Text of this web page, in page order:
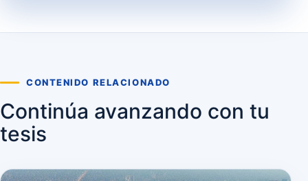
CONTENIDO RELACIONADO
Continúa avanzando con tu
tesis